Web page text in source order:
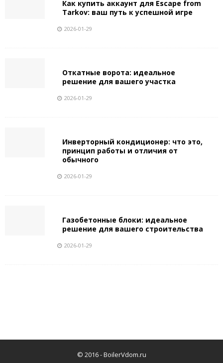
Как купить аккаунт для Escape from
Tarkov: ваш путь к успешной игре
2026-01-29
Откатные ворота: идеальное
решение для вашего участка
2026-01-29
Инверторный кондиционер: что это,
принцип работы и отличия от
обычного
2026-01-29
Газобетонные блоки: идеальное
решение для вашего строительства
2026-01-29
© 2016 -BoilerVdom.ru